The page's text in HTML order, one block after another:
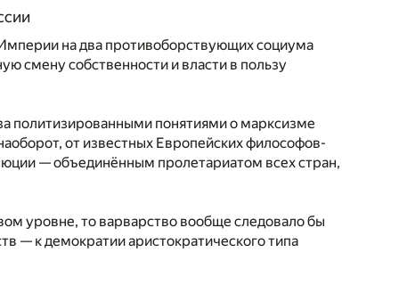
на два противоборствующих социума
смену собственности и власти в пользу
политизированными понятиями о марксизме
от известных Европейских философов-
— объединённым пролетариатом всех стран,
уровне, то варварство вообще следовало бы
— к демократии аристократического типа